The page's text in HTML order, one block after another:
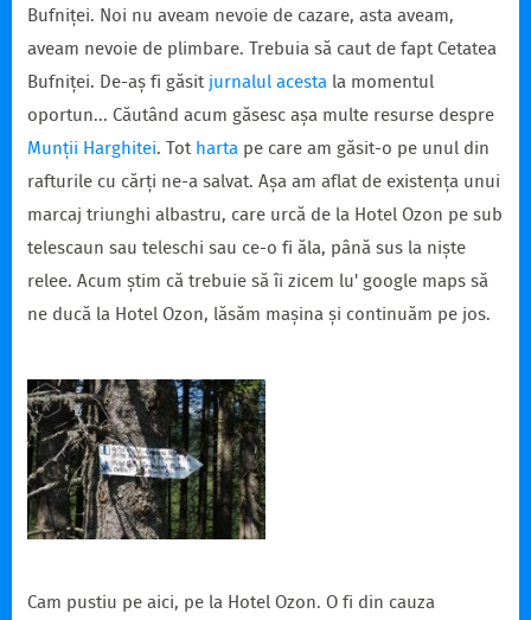
Bufniței. Noi nu aveam nevoie de cazare, asta aveam,
aveam nevoie de plimbare. Trebuia să caut de fapt Cetatea
Bufniței. De-aș fi găsitjurnalul acestala momentul
oportun... Căutând acum găsesc așa multe resurse despre
Munții Harghitei. Tothartape care am găsit-o pe unul din
rafturile cu cărți ne-a salvat. Așa am aflat de existența unui
marcaj triunghi albastru, care urcă de la Hotel Ozon pe sub
telescaun sau teleschi sau ce-o fi ăla, până sus la niște
relee. Acum știm că trebuie să îi zicem lu' google maps să
ne ducă la Hotel Ozon, lăsăm mașina și continuăm pe jos.
Cam pustiu pe aici, pe la Hotel Ozon. O fi din cauza